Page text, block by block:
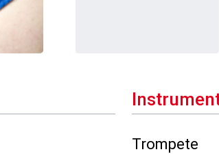
Trompete